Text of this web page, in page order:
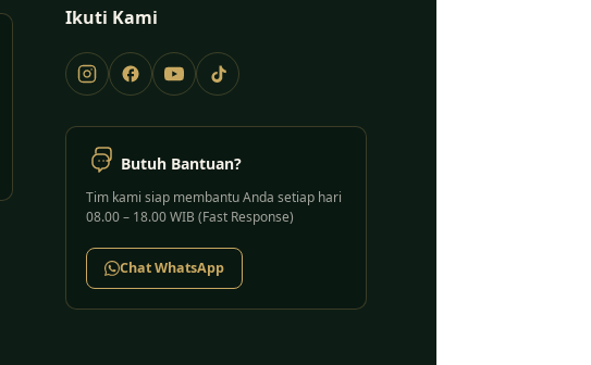
Ikuti Kami
Butuh Bantuan?
Tim kami siap membantu Anda setiap hari
08.00 – 18.00 WIB (Fast Response)
Chat WhatsApp